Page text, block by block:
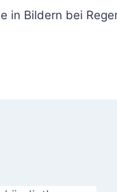
in Bildern bei